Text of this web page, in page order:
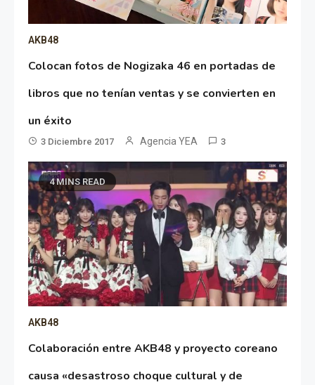
AKB48
Colocan fotos de Nogizaka 46 en portadas de
libros que no tenían ventas y se convierten en
un éxito
3 Diciembre 2017 Agencia YEA 3
4 MINS READ
AKB48
Colaboración entre AKB48 y proyecto coreano
causa «desastroso choque cultural y de